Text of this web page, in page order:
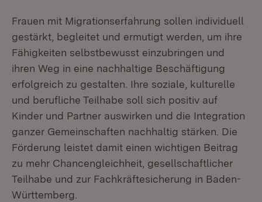
Frauen mit Migrationserfahrung sollen individuell
gestärkt, begleitet und ermutigt werden, um ihre
Fähigkeiten selbstbewusst einzubringen und
ihren Weg in eine nachhaltige Beschäftigung
erfolgreich zu gestalten. Ihre soziale, kulturelle
und berufliche Teilhabe soll sich positiv auf
Kinder und Partner auswirken und die Integration
ganzer Gemeinschaften nachhaltig stärken. Die
Förderung leistet damit einen wichtigen Beitrag
zu mehr Chancengleichheit, gesellschaftlicher
Teilhabe und zur Fachkräftesicherung in Baden-
Württemberg.